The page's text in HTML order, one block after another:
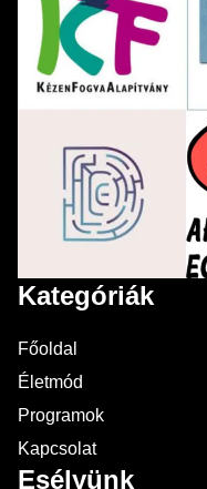
Kategóriák
Főoldal
Életmód
Programok
Kapcsolat
Esélyünk